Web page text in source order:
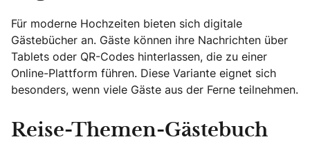
Für moderne Hochzeiten bieten sich digitale
Gästebücher an. Gäste können ihre Nachrichten über
Tablets oder QR-Codes hinterlassen, die zu einer
Online-Plattform führen. Diese Variante eignet sich
besonders, wenn viele Gäste aus der Ferne teilnehmen.
Reise-Themen-Gästebuch